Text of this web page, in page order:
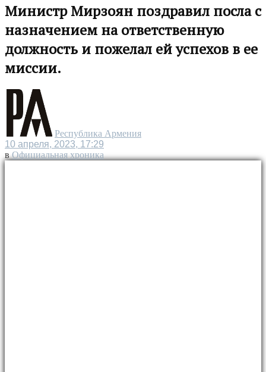
Министр Мирзоян поздравил посла с
назначением на ответственную
должность и пожелал ей успехов в ее
миссии.
Республика Армения
10 апреля, 2023, 17:29
в Официальная хроника